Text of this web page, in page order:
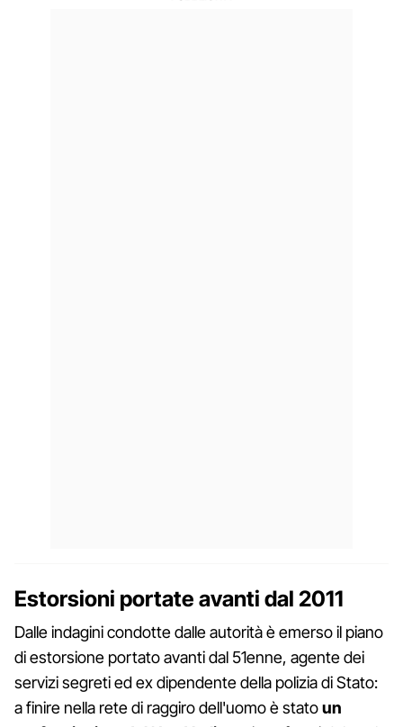
Estorsioni portate avanti dal 2011
Dalle indagini condotte dalle autorità è emerso il piano
di estorsione portato avanti dal 51enne, agente dei
servizi segreti ed ex dipendente della polizia di Stato:
a finire nella rete di raggiro dell'uomo è statoun